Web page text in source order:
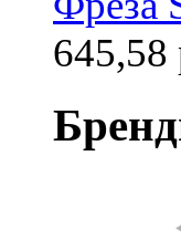
645,58